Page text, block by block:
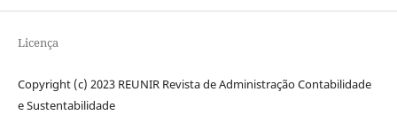
Licença
Copyright (c) 2023 REUNIR Revista de Administração Contabilidade
e Sustentabilidade